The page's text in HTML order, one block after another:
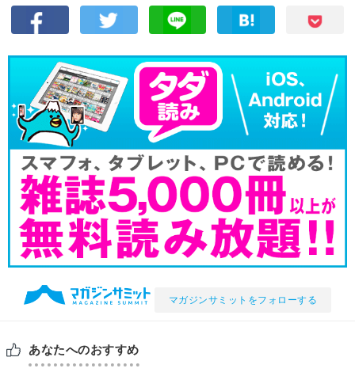
マガジンサミットをフォローする
あなたへのおすすめ